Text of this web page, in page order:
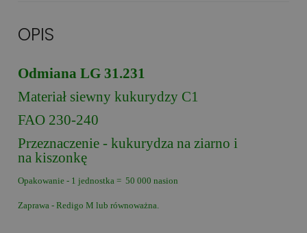
OPIS
Odmiana LG 31.231
Materiał siewny kukurydzy C1
FAO 230-240
Przeznaczenie - kukurydza na ziarno i
na kiszonkę
Opakowanie - 1 jednostka = 50 000 nasion
Zaprawa - Redigo M lub równoważna.